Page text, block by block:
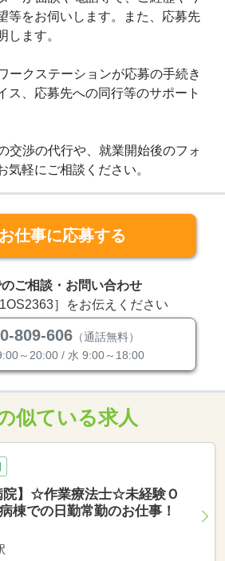
等をお伺いします。また、応募先
します。
ークステーションが応募の手続き
ス、応募先への同行等のサポート
交渉の代行や、就業開始後のフォ
気軽にご相談ください。
仕事に応募する
ご相談・お問い合わせ
］をお伝えください
809-606 （通話無料）
～20:00 / 水 9:00～18:00
似ている求人
院】☆作業療法士☆未経験Ｏ
棟での日勤常勤のお仕事！